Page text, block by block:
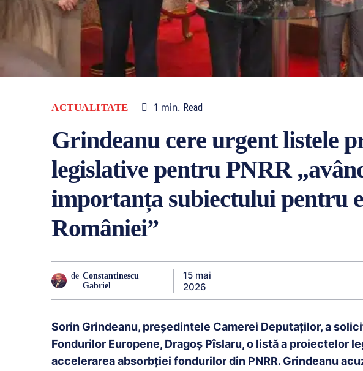
ACTUALITATE 1 min. Read
Grindeanu cere urgent listele
legislative pentru PNRR
importanța subiectului pentru
României”
de Constantinescu
Gabriel
15 mai
2026
Sorin Grindeanu, președintele Camerei Deputaților, a
Fondurilor Europene, Dragoș Pîslaru, o listă a proiectelor
accelerarea absorbției fondurilor din PNRR. Grindeanu